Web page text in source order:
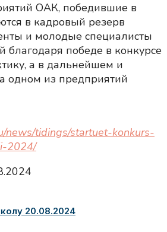
ОАК, победившие в
в кадровый резерв
и молодые специалисты
благодаря победе в конкурсе
а в дальнейшем и
одном из предприятий
news/tidings/startuet-konkurs-
2024/
20.08.2024